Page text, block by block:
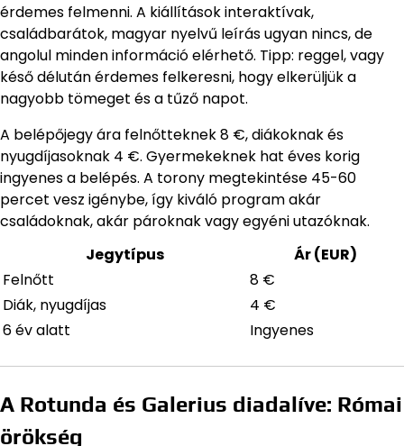
érdemes felmenni. A kiállítások interaktívak,
családbarátok, magyar nyelvű leírás ugyan nincs, de
angolul minden információ elérhető. Tipp: reggel, vagy
késő délután érdemes felkeresni, hogy elkerüljük a
nagyobb tömeget és a tűző napot.
A belépőjegy ára felnőtteknek 8 €, diákoknak és
nyugdíjasoknak 4 €. Gyermekeknek hat éves korig
ingyenes a belépés. A torony megtekintése 45-60
percet vesz igénybe, így kiváló program akár
családoknak, akár pároknak vagy egyéni utazóknak.
Jegytípus
Ár (EUR)
Felnőtt
8 €
Diák, nyugdíjas
4 €
6 év alatt
Ingyenes
A Rotunda és Galerius diadalíve: Római
örökség